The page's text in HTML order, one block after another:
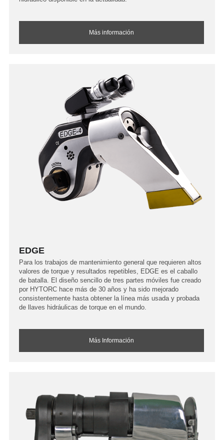
Más información
EDGE
Para los trabajos de mantenimiento general que requieren altos
valores de torque y resultados repetibles, EDGE es el caballo
de batalla. El diseño sencillo de tres partes móviles fue creado
por HYTORC hace más de 30 años y ha sido mejorado
consistentemente hasta obtener la línea más usada y probada
de llaves hidráulicas de torque en el mundo.
Más Información